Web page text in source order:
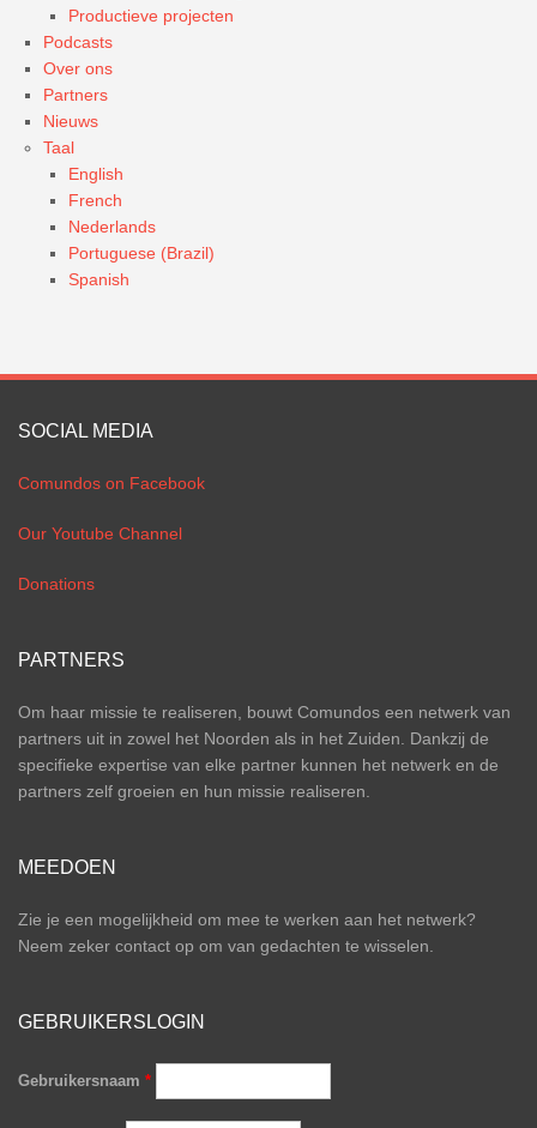
Productieve projecten
Podcasts
Over ons
Partners
Nieuws
Taal
English
French
Nederlands
Portuguese (Brazil)
Spanish
SOCIAL MEDIA
Comundos on Facebook
Our Youtube Channel
Donations
PARTNERS
Om haar missie te realiseren, bouwt Comundos een netwerk van
partners uit in zowel het Noorden als in het Zuiden. Dankzij de
specifieke expertise van elke partner kunnen het netwerk en de
partners zelf groeien en hun missie realiseren.
MEEDOEN
Zie je een mogelijkheid om mee te werken aan het netwerk?
Neem zeker contact op om van gedachten te wisselen.
GEBRUIKERSLOGIN
Gebruikersnaam *